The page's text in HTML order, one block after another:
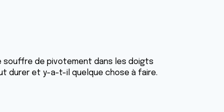
souffre de pivotement dans les doigts
durer et y-a-t-il quelque chose à faire.